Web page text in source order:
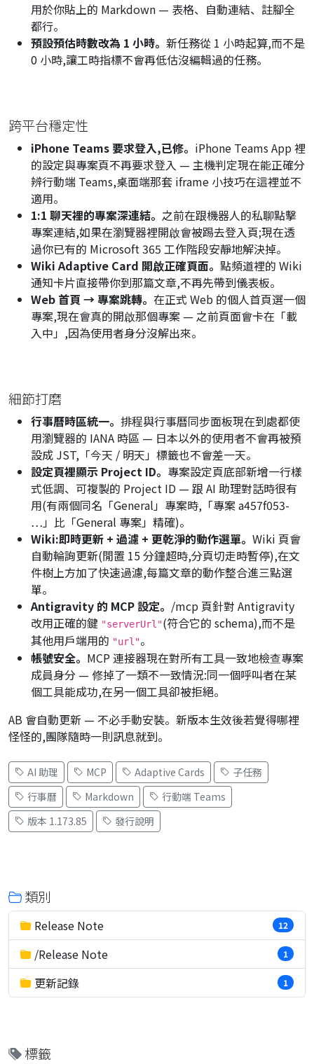
用於你貼上的 Markdown — 表格、自動連結、註腳全
都行。
預設預估時數改為 1 小時。 新任務從 1 小時起算,而不是
0 小時,讓工時指標不會再低估沒編輯過的任務。
跨平台穩定性
iPhone Teams 要求登入,已修。 iPhone Teams App 裡
的設定與專案頁不再要求登入 — 主機判定現在能正確分
辨行動端 Teams,桌面端那套 iframe 小技巧在這裡並不
適用。
1:1 聊天裡的專案深連結。 之前在跟機器人的私聊點擊
專案連結,如果在瀏覽器裡開啟會被踢去登入頁;現在透
過你已有的 Microsoft 365 工作階段安靜地解決掉。
Wiki Adaptive Card 開啟正確頁面。 點頻道裡的 Wiki
通知卡片直接帶你到那篇文章,不再先帶到儀表板。
Web 首頁 → 專案跳轉。 在正式 Web 的個人首頁選一個
專案,現在會真的開啟那個專案 — 之前頁面會卡在「載
入中」,因為使用者身分沒解出來。
細節打磨
行事曆時區統一。 排程與行事曆同步面板現在到處都使
用瀏覽器的 IANA 時區 — 日本以外的使用者不會再被預
設成 JST, 「今天 / 明天」 標籤也不會差一天。
設定頁裡顯示 Project ID。 專案設定頁底部新增一行樣
式低調、可複製的 Project ID — 跟 AI 助理對話時很有
用(有兩個同名「General」專案時,「專案 a457f053-
…」比「General 專案」精確)。
Wiki:即時更新 + 過濾 + 更乾淨的動作選單。 Wiki 頁會
自動輪詢更新(閒置 15 分鐘超時,分頁切走時暫停),在文
件樹上方加了快速過濾,每篇文章的動作整合進三點選
單。
Antigravity 的 MCP 設定。 /mcp 頁針對 Antigravity
改用正確的鍵 "serverUrl"(符合它的 schema),而不是
其他用戶端用的 "url"。
帳號安全。 MCP 連接器現在對所有工具一致地檢查專案
成員身分 — 修掉了一類不一致情況:同一個呼叫者在某
個工具能成功,在另一個工具卻被拒絕。
AB 會自動更新 — 不必手動安裝。新版本生效後若覺得哪裡
怪怪的,團隊隨時一則訊息就到。
AI 助理 MCP Adaptive Cards
子任務
行事曆
Markdown
行動端 Teams
版本 1.173.85
發行說明
類別
Release Note 12
/Release Note 1
更新記錄 1
標籤